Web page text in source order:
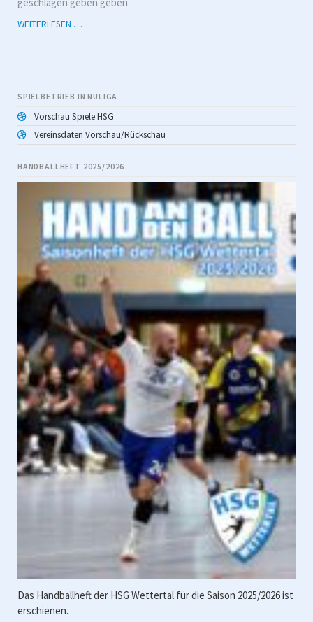
WEITERLESEN …SPIELBERICHT:
LOLLAR
SPIELBETRIEB IN NULIGA
Vorschau Spiele HSG
Vereinsdaten Vorschau/Rückschau
HANDBALLHEFT 2025/2026
Das Handballheft der HSG Wettertal für die Saison 2025/2026 ist
erschienen.